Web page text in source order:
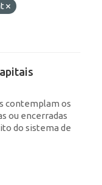
contemplam os
ou encerradas
do sistema de